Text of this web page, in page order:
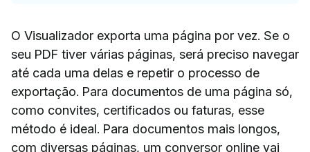
O Visualizador exporta uma página por vez. Se o
seu PDF tiver várias páginas, será preciso navegar
até cada uma delas e repetir o processo de
exportação. Para documentos de uma página só,
como convites, certificados ou faturas, esse
método é ideal. Para documentos mais longos,
com diversas páginas, um conversor online vai